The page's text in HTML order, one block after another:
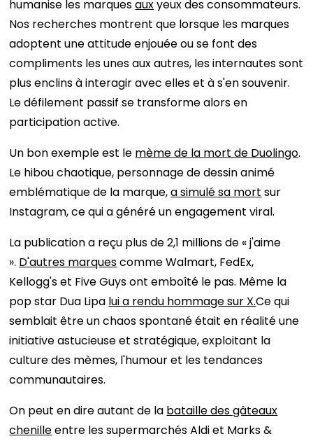
humanise les marquesauxyeux des consommateurs.
Nos recherches montrent que lorsque les marques
adoptent une attitude enjouée ou se font des
compliments les unes aux autres, les internautes sont
plus enclins à interagir avec elles et à s'en souvenir.
Le défilement passif se transforme alors en
participation active.
Un bon exemple est le mème de la mort de Duolingo.
Le hibou chaotique, personnage de dessin animé
emblématique de la marque,a simulé sa mort sur
Instagram, ce qui a généré un engagement viral.
La publication a reçu plus de 2,1 millions de « j'aime
». D'autres marquescomme Walmart, FedEx,
Kellogg's et Five Guys ont emboîté le pas. Même la
pop star Dua Lipa lui a rendu hommage sur X.Ce qui
semblait être un chaos spontané était en réalité une
initiative astucieuse et stratégique, exploitant la
culture des mèmes, l'humour et les tendances
communautaires.
On peut en dire autant de la bataille des gâteaux
chenilleentre les supermarchés Aldi et Marks &